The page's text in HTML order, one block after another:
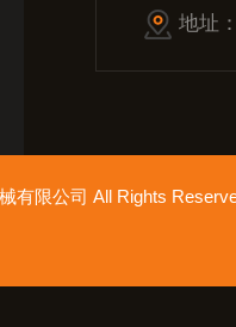
地址
有限公司 All Rights